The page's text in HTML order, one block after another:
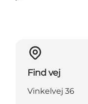
Find vej
Vinkelvej 36